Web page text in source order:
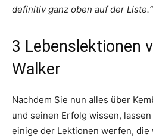
definitiv ganz oben auf der Liste.“
3 Lebenslektionen
Walker
Nachdem Sie nun alles über
und seinen Erfolg wissen,
einige der Lektionen werfen, die